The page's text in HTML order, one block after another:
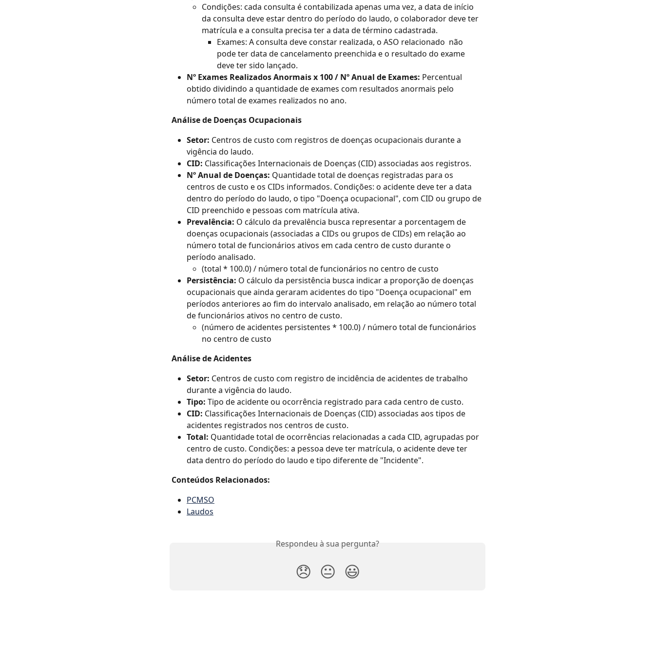
Condições: cada consulta é contabilizada apenas uma vez, a data de início
da consulta deve estar dentro do período do laudo, o colaborador deve ter
matrícula e a consulta precisa ter a data de término cadastrada.
Exames: A consulta deve constar realizada, o ASO relacionado  não
pode ter data de cancelamento preenchida e o resultado do exame
deve ter sido lançado.
Nº Exames Realizados Anormais x 100 / Nº Anual de Exames: Percentual
obtido dividindo a quantidade de exames com resultados anormais pelo
número total de exames realizados no ano.
Análise de Doenças Ocupacionais
Setor: Centros de custo com registros de doenças ocupacionais durante a
vigência do laudo.
CID: Classificações Internacionais de Doenças (CID) associadas aos registros.
Nº Anual de Doenças: Quantidade total de doenças registradas para os
centros de custo e os CIDs informados. Condições: o acidente deve ter a data
dentro do período do laudo, o tipo "Doença ocupacional", com CID ou grupo de
CID preenchido e pessoas com matrícula ativa.
Prevalência: O cálculo da prevalência busca representar a porcentagem de
doenças ocupacionais (associadas a CIDs ou grupos de CIDs) em relação ao
número total de funcionários ativos em cada centro de custo durante o
período analisado.
(total * 100.0) / número total de funcionários no centro de custo
Persistência: O cálculo da persistência busca indicar a proporção de doenças
ocupacionais que ainda geraram acidentes do tipo "Doença ocupacional" em
períodos anteriores ao fim do intervalo analisado, em relação ao número total
de funcionários ativos no centro de custo.
(número de acidentes persistentes * 100.0) / número total de funcionários
no centro de custo
Análise de Acidentes
Setor: Centros de custo com registro de incidência de acidentes de trabalho
durante a vigência do laudo.
Tipo: Tipo de acidente ou ocorrência registrado para cada centro de custo.
CID: Classificações Internacionais de Doenças (CID) associadas aos tipos de
acidentes registrados nos centros de custo.
Total: Quantidade total de ocorrências relacionadas a cada CID, agrupadas por
centro de custo. Condições: a pessoa deve ter matrícula, o acidente deve ter
data dentro do período do laudo e tipo diferente de "Incidente".
Conteúdos Relacionados:
PCMSO
Laudos
Respondeu à sua pergunta?
😞 😐 😃